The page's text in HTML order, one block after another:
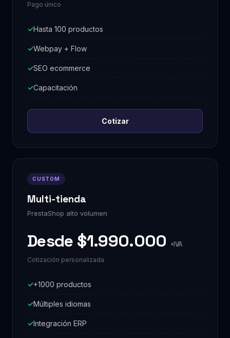
Pago único
Hasta 100 productos
Webpay + Flow
SEO ecommerce
Capacitación
Cotizar
CUSTOM
Multi-tienda
PrestaShop alto volumen
Desde $1.990.000 +IVA
Cotización personalizada
+1000 productos
Múltiples idiomas
Integración ERP